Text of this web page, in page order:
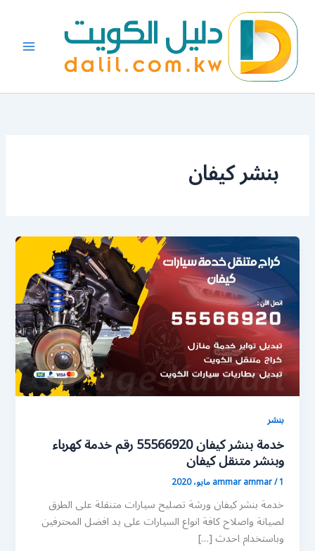
المحتوى
بنشر كيفان
بنشر
خدمة بنشر كيفان 55566920 رقم خدمة كهرباء
وبنشر متنقل كيفان
ammar ammar/1 مايو، 2020
خدمة بنشر كيفان ورشة تصليح سيارات متنقلة على الطرق
لصيانة واصلاح كافة انواع السيارات على يد افضل المحترفين
وباستخدام احدث […]